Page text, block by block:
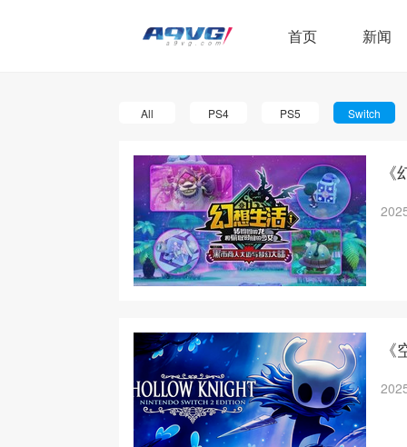
首页 新闻
All PS4 PS5 Switch